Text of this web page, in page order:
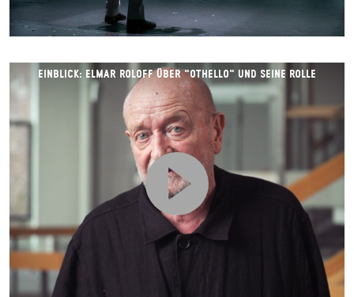
EINBLICK: ELMAR ROLOFF ÜBER "OTHELLO" UND SEINE ROLLE